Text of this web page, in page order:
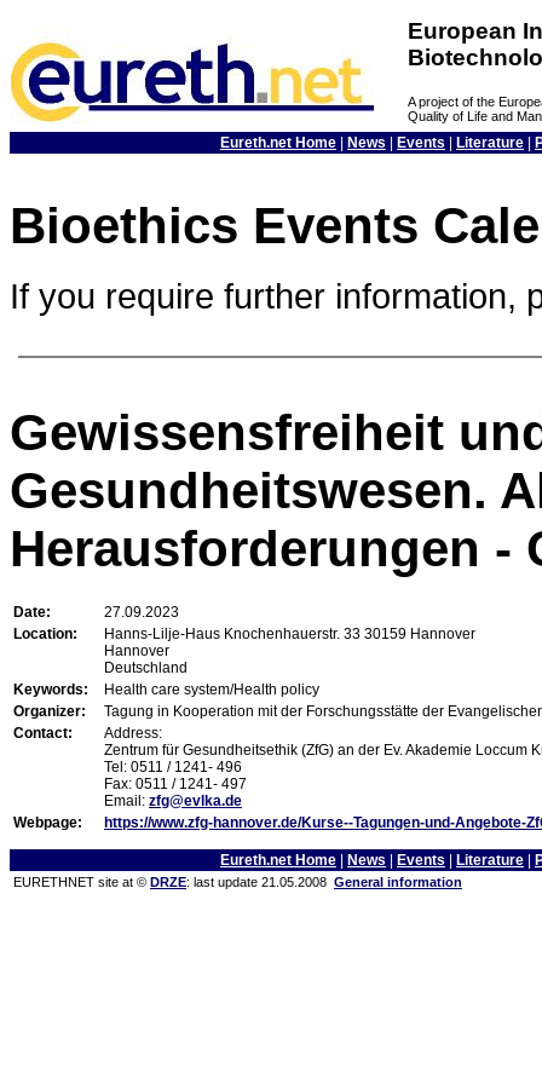
European
A project of the
Quality of Life and
Eureth.net Home News Events Literature
Bioethics Events
If you require further information,
Gewissensfreiheit
Gesundheitswesen.
Herausforderungen -
Date:
27.09.2023
Location:
Hanns-Lilje-Haus Knochenhauerstr. 33 30159 Hannover
Hannover
Deutschland
Keywords:
Health care system/Health policy
Organizer:
Tagung in Kooperation mit der Forschungsstätte der
Contact:
Address:
Zentrum für Gesundheitsethik (ZfG) an der Ev. Akademie
Tel: 0511 / 1241- 496
Fax: 0511 / 1241- 497
Email: zfg@evlka.de
Webpage:
https://www.zfg-hannover.de/Kurse--Tagungen-und-Angebote-
Eureth.net Home | News | Events | Literature |
EURETHNET site at © DRZE: last update 21.05.2008 General information